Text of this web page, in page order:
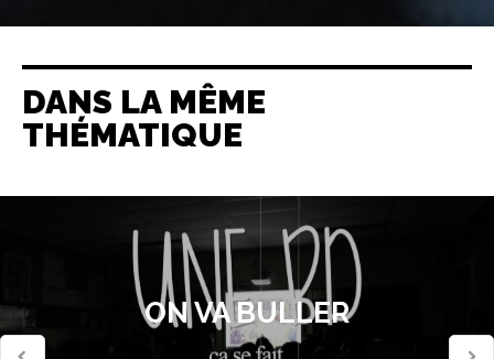
DANS LA MÊME
THÉMATIQUE
ON VA BULLER